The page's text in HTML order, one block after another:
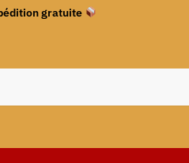
gratuite